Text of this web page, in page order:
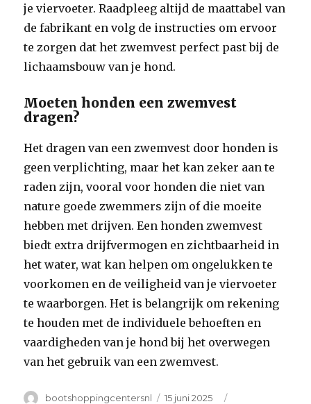
je viervoeter. Raadpleeg altijd de maattabel van
de fabrikant en volg de instructies om ervoor
te zorgen dat het zwemvest perfect past bij de
lichaamsbouw van je hond.
Moeten honden een zwemvest
dragen?
Het dragen van een zwemvest door honden is
geen verplichting, maar het kan zeker aan te
raden zijn, vooral voor honden die niet van
nature goede zwemmers zijn of die moeite
hebben met drijven. Een honden zwemvest
biedt extra drijfvermogen en zichtbaarheid in
het water, wat kan helpen om ongelukken te
voorkomen en de veiligheid van je viervoeter
te waarborgen. Het is belangrijk om rekening
te houden met de individuele behoeften en
vaardigheden van je hond bij het overwegen
van het gebruik van een zwemvest.
Author
bootshoppingcentersnl
Posted
15 juni 2025